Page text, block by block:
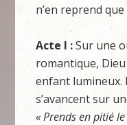
n’en reprend
Acte I :Sur une
romantique,
enfant lumineux.
s’avancent sur
« Prends en pitié